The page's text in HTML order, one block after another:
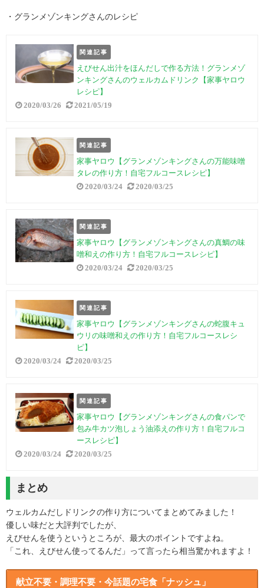
・グランメゾンキングさんのレシピ
関連記事
えびせん出汁をほんだしで作る方法！グランメゾ
ンキングさんのウェルカムドリンク【家事ヤロウ
レシピ】
2020/03/26 2021/05/19
関連記事
家事ヤロウ【グランメゾンキングさんの万能味噌
タレの作り方！自宅フルコースレシピ】
2020/03/24 2020/03/25
関連記事
家事ヤロウ【グランメゾンキングさんの真鯛の味
噌和えの作り方！自宅フルコースレシピ】
2020/03/24 2020/03/25
関連記事
家事ヤロウ【グランメゾンキングさんの蛇腹キュ
ウリの味噌和えの作り方！自宅フルコースレシ
ピ】
2020/03/24 2020/03/25
関連記事
家事ヤロウ【グランメゾンキングさんの食パンで
包み牛カツ泡しょう油添えの作り方！自宅フルコ
ースレシピ】
2020/03/24 2020/03/25
まとめ
ウェルカムだしドリンクの作り方についてまとめてみました！
優しい味だと大評判でしたが、
えびせんを使うというところが、最大のポイントですよね。
「これ、えびせん使ってるんだ」って言ったら相当驚かれますよ！
献立不要・調理不要・今話題の宅食「ナッシュ」